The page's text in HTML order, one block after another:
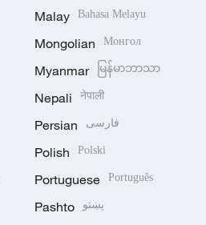
Malay Bahasa Melayu
Mongolian Монгол
Myanmar မြန်မာဘာသာ
Nepali नेपाली
Persian فارسی
Polish Polski
Portuguese Português
Pashto پښتو